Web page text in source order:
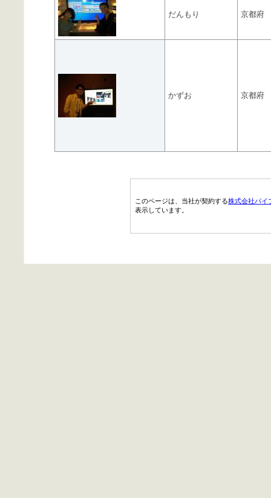
だんもり 京都府
かずお 京都府
このページは、当社が契約する株式会社パイ
表示しています。